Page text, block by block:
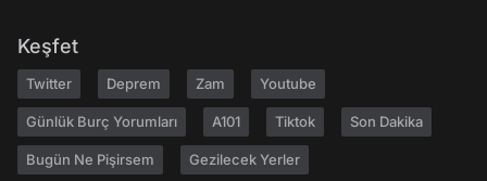
Keşfet
Twitter Deprem Zam Youtube
Günlük Burç Yorumları A101 Tiktok Son Dakika
Bugün Ne Pişirsem Gezilecek Yerler